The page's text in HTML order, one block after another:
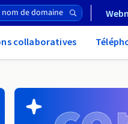
collaboratives